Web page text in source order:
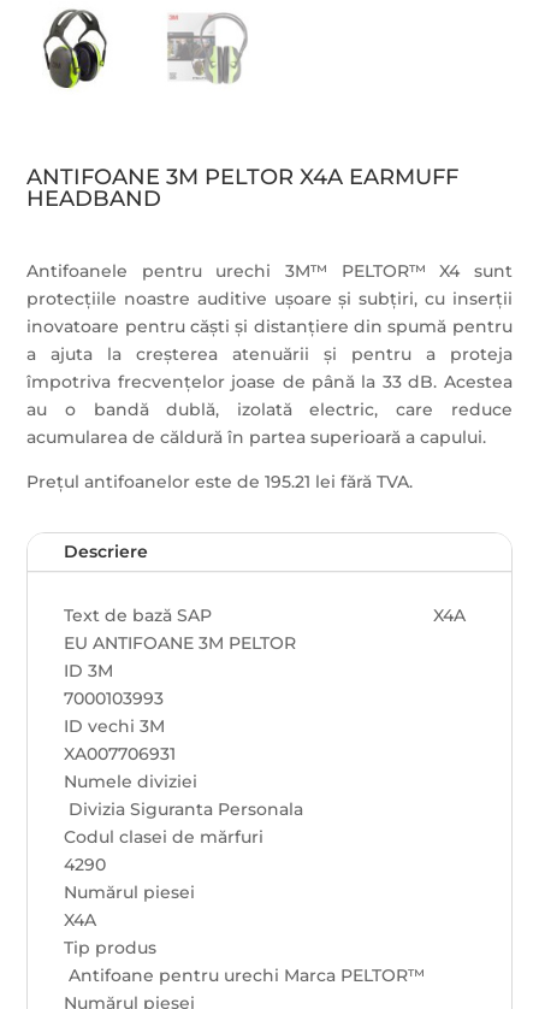
ANTIFOANE 3M PELTOR X4A EARMUFF
HEADBAND
Antifoanele pentru urechi 3M™ PELTOR™ X4 sunt
protecțiile noastre auditive ușoare și subțiri, cu inserții
inovatoare pentru căști și distanțiere din spumă pentru
a ajuta la creșterea atenuării și pentru a proteja
împotriva frecvențelor joase de până la 33 dB. Acestea
au o bandă dublă, izolată electric, care reduce
acumularea de căldură în partea superioară a capului.
Prețul antifoanelor este de 195.21 lei fără TVA.
Descriere
Text de bază SAP X4A
EU ANTIFOANE 3M PELTOR
ID 3M
7000103993
ID vechi 3M
XA007706931
Numele diviziei
Divizia Siguranta Personala
Codul clasei de mărfuri
4290
Numărul piesei
X4A
Tip produs
Antifoane pentru urechi Marca PELTOR™
Numărul piesei